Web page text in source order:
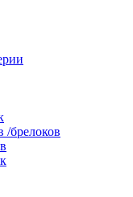
/брелоков